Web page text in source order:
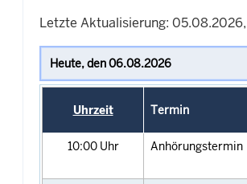
Letzte Aktualisierung: 05.08.2026,
Uhrzeit Termin
10:00 Uhr Anhörungstermin